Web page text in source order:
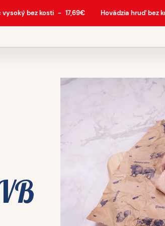
vysoký bez kosti - 17,69€ Hovädzia hruď bez